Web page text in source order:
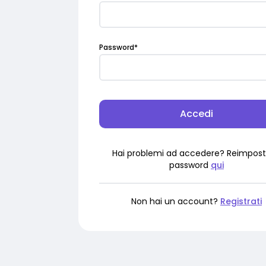
Password*
Accedi
Hai problemi ad accedere?
password qui
Non hai un account? Registrati